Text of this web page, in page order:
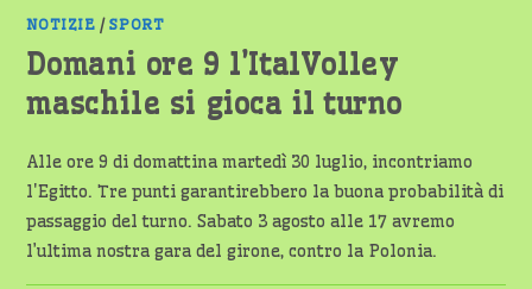
NOTIZIE /SPORT
Domani ore 9 l’ItalVolley
maschile si gioca il turno
Alle ore 9 di domattina martedì 30 luglio, incontriamo
l'Egitto. Tre punti garantirebbero la buona probabilità di
passaggio del turno. Sabato 3 agosto alle 17 avremo
l’ultima nostra gara del girone, contro la Polonia.